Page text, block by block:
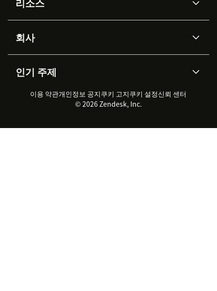
Zendesk AI
Advanced Data Privacy &
Protection
지식창고
워크포스 관리
실시간 채팅
클라이언트 포털
API & 개발자
AI 리서치
이벤트 & 웨비나
고객 사례
회사
채용 정보
지속 가능성 보고서
Zendesk Foundation
법적 정보
인기 주제
2026 CX 트렌드
제품 업데이트
고객 서비스 소프트웨어
헬프 데스크 통합 티켓 관리 소
이용 약관개인정보 공지쿠키 고지쿠키 설정신뢰 센터
© 2026 Zendesk, Inc.